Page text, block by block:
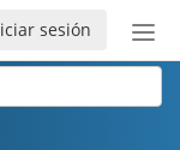
de
sesión